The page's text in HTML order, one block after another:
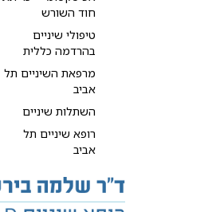
חוד השורש
טיפולי שיניים
בהרדמה כללית
מרפאת השיניים תל
אביב
השתלות שיניים
רופא שיניים תל
אביב